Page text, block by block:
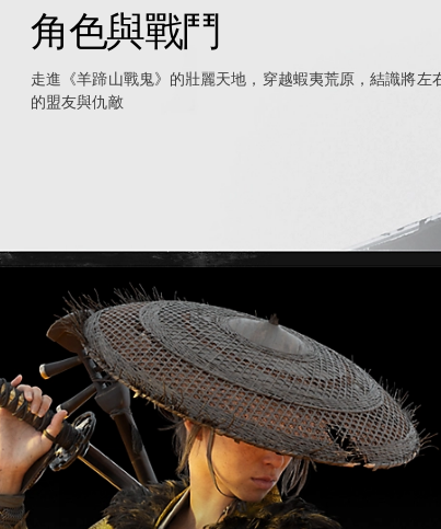
角色與戰鬥
走進《羊蹄山戰鬼》的壯麗天地，穿越蝦夷荒原，結識將左
的盟友與仇敵